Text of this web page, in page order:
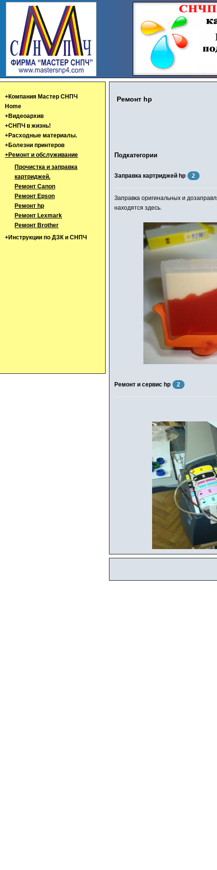
+Компания Мастер СНПЧ
Home
+Видеоархив
+СНПЧ в жизнь!
+Расходные материалы.
+Болезни принтеров
+Ремонт и обслуживание
Прочистка и заправка
картриджей.
Ремонт Canon
Ремонт Epson
Ремонт hp
Ремонт Lexmark
Ремонт Brother
+Инструкции по ДЗК и СНПЧ
Ремонт hp
Подкатегории
Заправка картриджей hp 2
Заправка оригинальных и
находятся здесь.
Ремонт и сервис hp 2